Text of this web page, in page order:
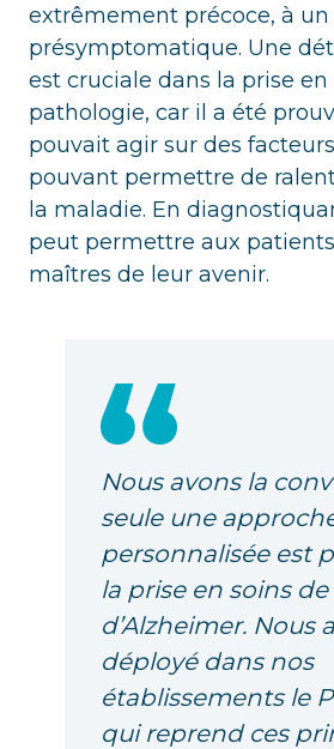
extrêmement précoce, à un
présymptomatique. Une
est cruciale dans la prise
pathologie, car il a été
pouvait agir sur des
pouvant permettre de
la maladie. En
peut permettre aux
maîtres de leur avenir.
Nous avons la
seule une
personnalisée est
la prise en soins
d’Alzheimer. Nous
déployé dans nos
établissements le
qui reprend ces